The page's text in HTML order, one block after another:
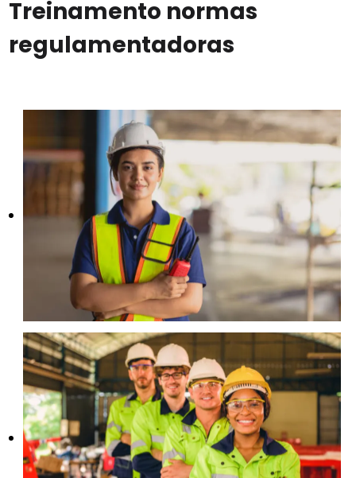
Treinamento normas
regulamentadoras